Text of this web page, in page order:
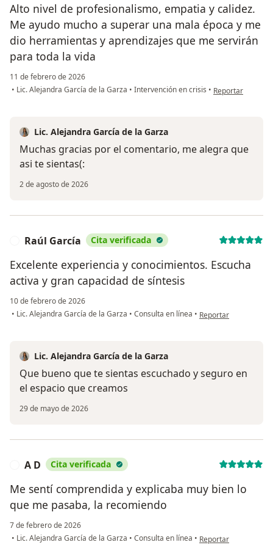
Alto nivel de profesionalismo, empatia y calidez.
Me ayudo mucho a superar una mala época y me
dio herramientas y aprendizajes que me servirán
para toda la vida
11 de febrero de 2026
• Lic. Alejandra García de la Garza • Intervención en crisis • en opinión del
Reportar
Lic. Alejandra García de la Garza
Muchas gracias por el comentario, me alegra que
asi te sientas(:
2 de agosto de 2026
Raúl García Cita verificada
Excelente experiencia y conocimientos. Escucha
activa y gran capacidad de síntesis
10 de febrero de 2026
• Lic. Alejandra García de la Garza • Consulta en línea • en opinión del
Reportar
Lic. Alejandra García de la Garza
Que bueno que te sientas escuchado y seguro en
el espacio que creamos
29 de mayo de 2026
A D Cita verificada
Me sentí comprendida y explicaba muy bien lo
que me pasaba, la recomiendo
7 de febrero de 2026
• Lic. Alejandra García de la Garza • Consulta en línea • en opinión del
Reportar